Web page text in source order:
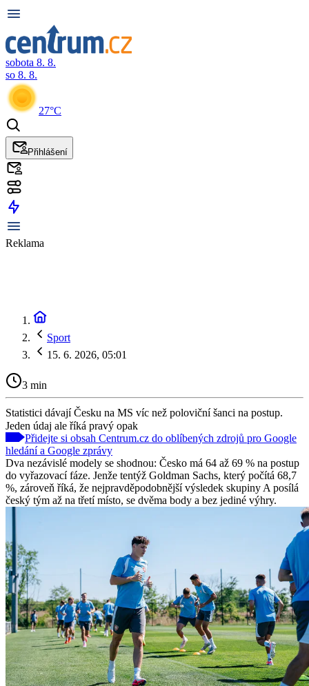
sobota 8. 8.
so 8. 8.
27°C
Přihlášení
Reklama
Sport
15. 6. 2026, 05:01
3 min
Statistici dávají Česku na MS víc než poloviční šanci na postup.
Jeden údaj ale říká pravý opak
Přidejte si obsah Centrum.cz do oblíbených zdrojů pro Google
hledání a Google zprávy
Dva nezávislé modely se shodnou: Česko má 64 až 69 % na postup
do vyřazovací fáze. Jenže tentýž Goldman Sachs, který počítá 68,7
%, zároveň říká, že nejpravděpodobnější výsledek skupiny A posílá
český tým až na třetí místo, se dvěma body a bez jediné výhry.